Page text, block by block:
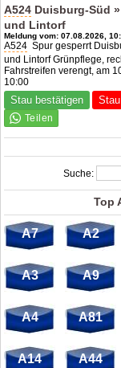
A524 Duisburg-Süd
und Lintorf
Meldung vom: 07.08.2026,
A524 Spur gesperrt
und Lintorf Grünpflege,
Fahrstreifen verengt, am
10:00
Stau bestätigen
Suche:
Top
A7 A2
A3 A9
A4 A81
A14 A44